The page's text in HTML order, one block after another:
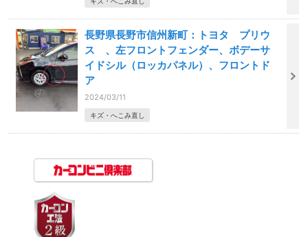
長野県長野市信州新町：トヨタ プリウ
ス 、左フロントフェンダー、ボデーサ
イドシル（ロッカパネル）、フロントド
ア
2024/03/11
キズ・へこみ直し